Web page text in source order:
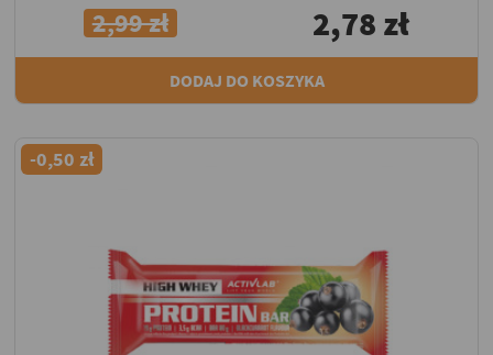
2,99 zł 2,78 zł
DODAJ DO KOSZYKA
-0,50 zł